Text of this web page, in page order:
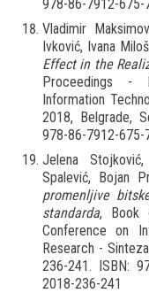
978-86-7912-675-
Vladimir
Ivković, Ivana
Effect in the
Proceedings -
Information
2018, Belgrade,
978-86-7912-675-
Jelena Stojković,
Spalević, Bojan
promenljive
standarda, Book
Conference on
Research -
236-241. ISBN:
2018-236-241